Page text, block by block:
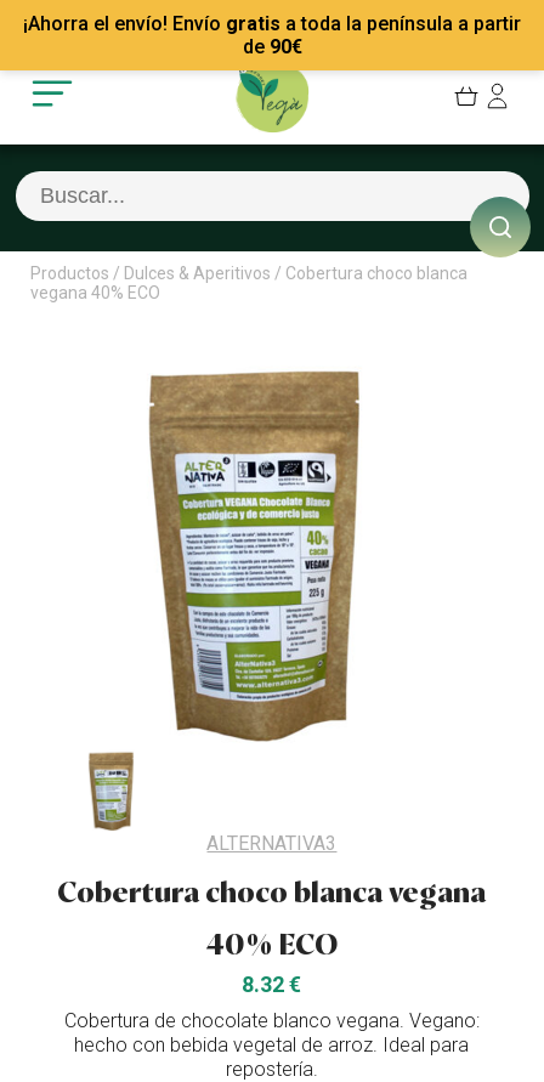
¡Ahorra el envío! Envío gratis a toda la península a partir
de 90€
Mis Pedidos
Mis favoritos
Cerrar sesión
Recetas
Empresas
Contacto
Productos / Dulces & Aperitivos / Cobertura choco blanca
vegana 40% ECO
ALTERNATIVA3
Cobertura choco blanca vegana
40% ECO
8.32 €
Cobertura de chocolate blanco vegana. Vegano:
hecho con bebida vegetal de arroz. Ideal para
repostería.